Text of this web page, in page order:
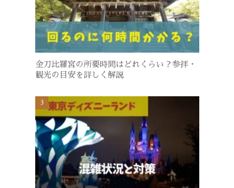
金刀比羅宮の所要時間はどれくらい？参拝・
観光の目安を詳しく解説